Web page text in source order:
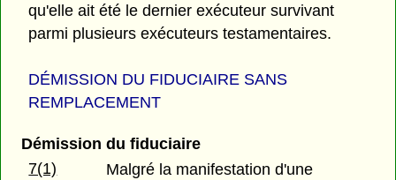
qu'elle ait été le dernier exécuteur survivant
parmi plusieurs exécuteurs testamentaires.
DÉMISSION DU FIDUCIAIRE SANS
REMPLACEMENT
Démission du fiduciaire
7(1)
Malgré la manifestation d'une